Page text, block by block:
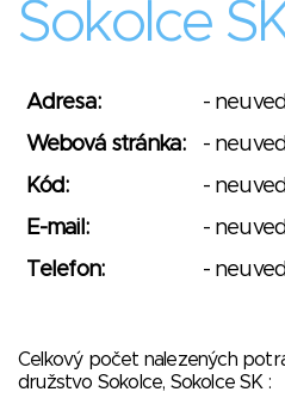
Sokolce
Adresa:
-
Webová stránka:
-
Kód:
-
E-mail:
-
Telefon:
-
Celkový počet nalezených
družstvo Sokolce, Sokolce SK :